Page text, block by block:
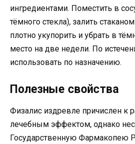
ингредиентами. Поместить в
тёмного стекла), залить
плотно укупорить и убрать в
место на две недели. По
использовать по назначению.
Полезные свойства
Физалис издревле причислен к
лечебным эффектом, однако
Государственную Фармакопею